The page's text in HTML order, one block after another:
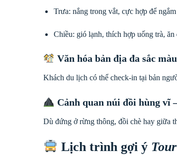
Trưa: nắng trong vắt, cực hợp để
Chiều: gió lạnh, thích hợp uống trà, ăn
Văn hóa bản địa đa sắc màu
Khách du lịch có thể check-in tại bản
Cảnh quan núi đồi hùng vĩ
Dù đứng ở rừng thông, đồi chè hay giữa
Lịch trình gợi ý